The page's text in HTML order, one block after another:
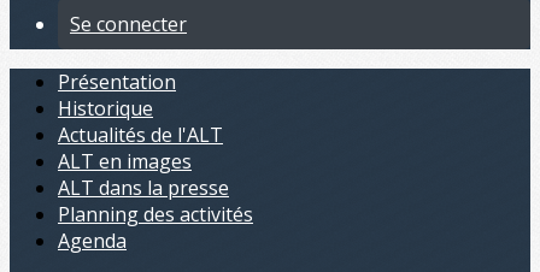
Se connecter
Présentation
Historique
Actualités de l'ALT
ALT en images
ALT dans la presse
Planning des activités
Agenda